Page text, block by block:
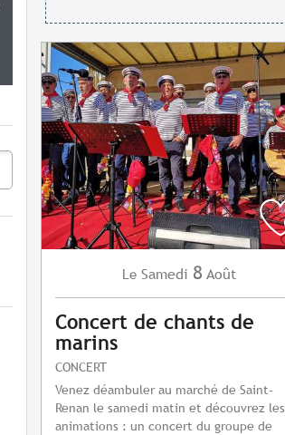
Le Samedi 8 Août
Concert de chants de
marins
CONCERT
Venez déambuler au marché de Saint-
Renan le samedi matin et découvrez les
animations : un concert du groupe de